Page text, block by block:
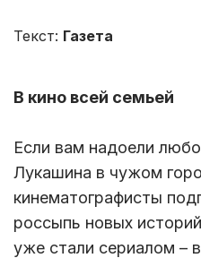
Текст: Газета
В кино всей семьей
Если вам надоели
Лукашина в чужом
кинематографисты
россыпь новых
уже стали сериалом –